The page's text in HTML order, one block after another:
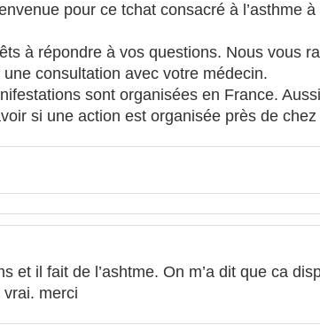
pour ce tchat consacré à l’asthme
à répondre à vos questions. Nous vous
consultation avec votre médecin.
sont organisées en France.
si une action est organisée près de chez
et il fait de l’ashtme. On m’a dit que ca
vrai. merci